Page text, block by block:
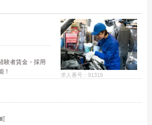
求人番号：91319
験者賃金・採用
！